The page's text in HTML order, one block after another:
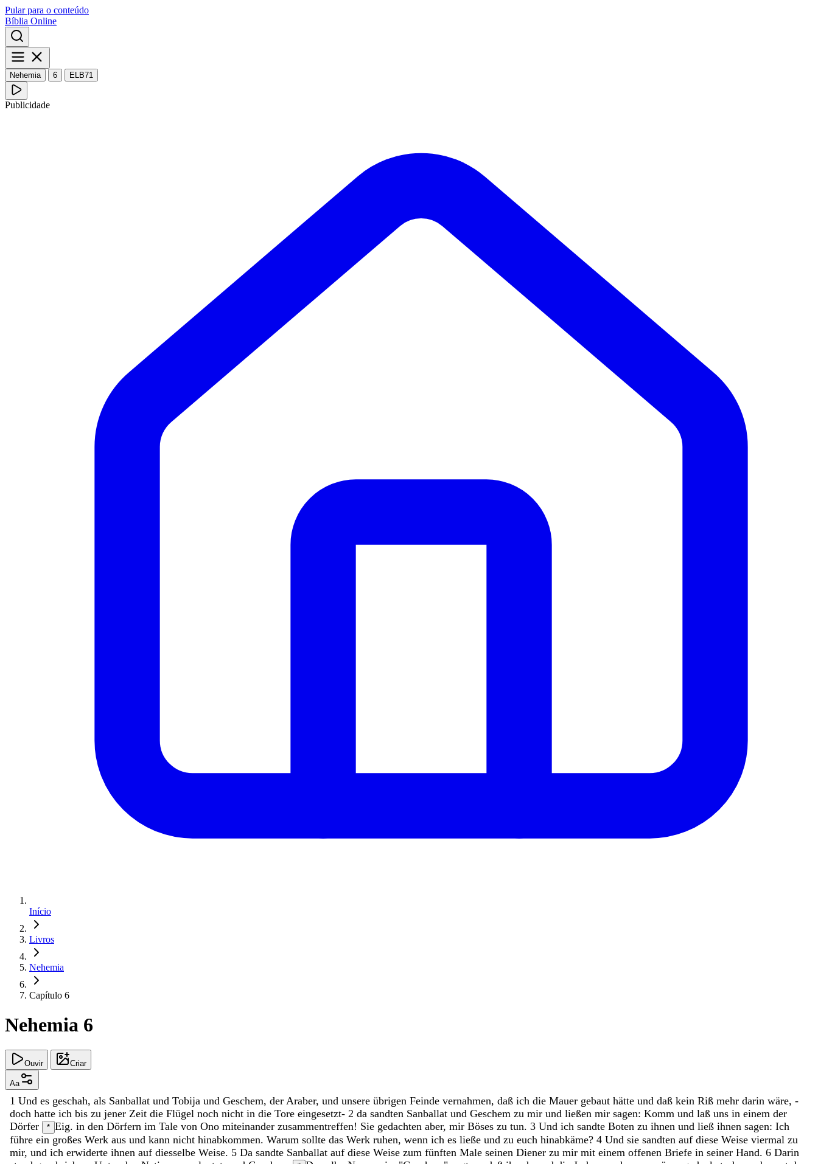
Pular para o conteúdo
Bíblia Online
Nehemia 6 ELB71
Publicidade
Início
Livros
Nehemia
Capítulo 6
Nehemia 6
Ouvir Criar
Aa
1 Und es geschah, als Sanballat und Tobija und Geschem, der Araber, und unsere übrigen Feinde vernahmen, daß ich die Mauer gebaut hätte und daß kein Riß mehr darin wäre, -
doch hatte ich bis zu jener Zeit die Flügel noch nicht in die Tore eingesetzt- 2 da sandten Sanballat und Geschem zu mir und ließen mir sagen: Komm und laß uns in einem der
Dörfer
* Eig. in den Dörfern im Tale von Ono miteinander zusammentreffen! Sie gedachten aber, mir Böses zu tun. 3 Und ich sandte Boten zu ihnen und ließ ihnen sagen: Ich
führe ein großes Werk aus und kann nicht hinabkommen. Warum sollte das Werk ruhen, wenn ich es ließe und zu euch hinabkäme? 4 Und sie sandten auf diese Weise viermal zu
mir, und ich erwiderte ihnen auf diesselbe Weise. 5 Da sandte Sanballat auf diese Weise zum fünften Male seinen Diener zu mir mit einem offenen Briefe in seiner Hand. 6 Darin